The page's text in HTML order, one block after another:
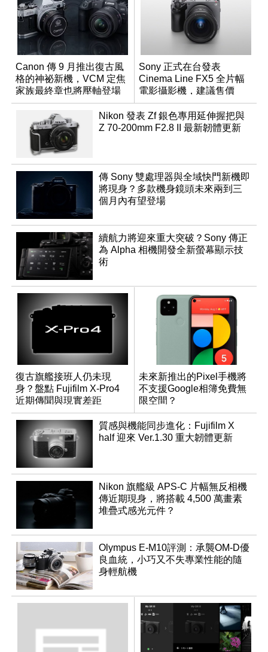
Canon 傳 9 月推出復古風
格的神祕新機，VCM 定焦
家族最終章也將壓軸登場
Sony 正式在台發表
Cinema Line FX5 全片幅
電影攝影機，建議售價
NT$144,980
Nikon 發表 Zf 銀色專用延伸握把與
Z 70-200mm F2.8 II 最新韌體更新
傳 Sony 雙處理器與全域快門新機即
將現身？多款機身鏡頭未來兩到三
個月內有望登場
續航力將迎來重大突破？Sony 傳正
為 Alpha 相機開發全新螢幕顯示技
術
復古旗艦接班人仍未現
身？盤點 Fujifilm X-Pro4
近期傳聞與現實差距
未來新推出的Pixel手機將
不支援Google相簿免費無
限空間？
質感與機能同步進化：Fujifilm X
half 迎來 Ver.1.30 重大韌體更新
Nikon 旗艦級 APS-C 片幅無反相機
傳近期現身，將搭載 4,500 萬畫素
堆疊式感光元件？
Olympus E-M10評測：承襲OM-D優
良血統，小巧又不失專業性能的隨
身輕航機